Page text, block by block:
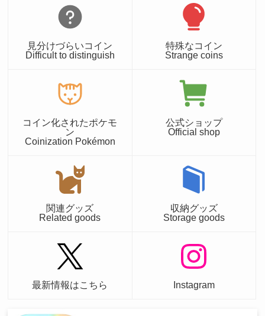
見分けづらいコイン
Difficult to distinguish
特殊なコイン
Strange coins
コイン化されたポケモ
ン
Coinization Pokémon
公式ショップ
Official shop
関連グッズ
Related goods
収納グッズ
Storage goods
最新情報はこちら Instagram